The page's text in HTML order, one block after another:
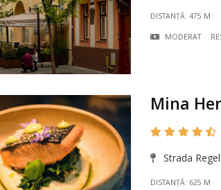
DISTANȚĂ: 475 M
MODERAT
Mina
Strada
DISTANȚĂ: 625 M